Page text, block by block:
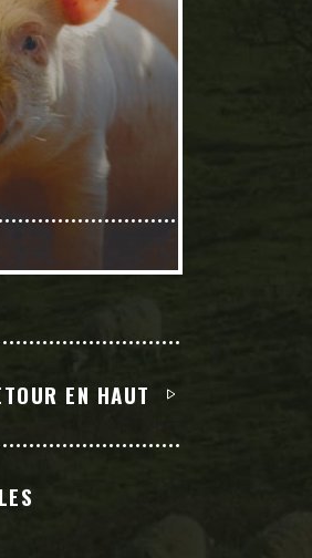
EN HAUT